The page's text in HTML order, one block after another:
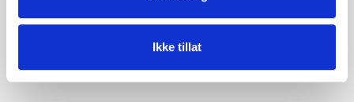
Ikke tillat
Om oss Cookie policy